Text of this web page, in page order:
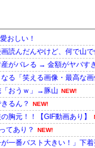
おしい！
画読んだんやけど、何で山
がバレる → 金額がヤバす
なる「笑える画像・最高な
「おうｗ」→豚山 NEW!
るん？ NEW!
胸元！！【GIF動画あり】
てあり？ NEW!
が一番バスト大きい！」下